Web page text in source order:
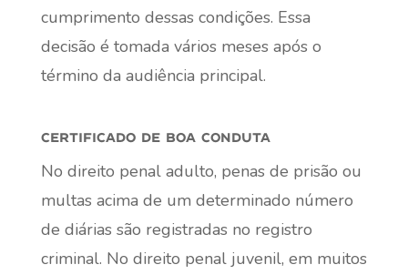
cumprimento dessas condições. Essa
decisão é tomada vários meses após o
término da audiência principal.
certificado de boa conduta
No direito penal adulto, penas de prisão ou
multas acima de um determinado número
de diárias são registradas no registro
criminal. No direito penal juvenil, em muitos